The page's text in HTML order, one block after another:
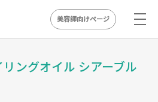
美容師向けページ
ングオイル シアーブル